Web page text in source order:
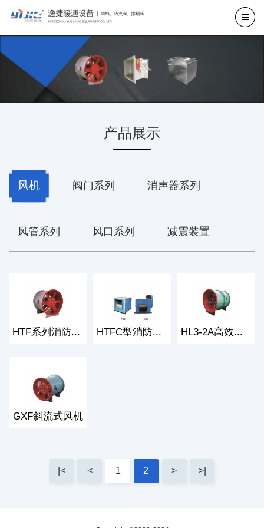
产品展示
风机 阀门系列 消声器系列
风管系列 风口系列 减震装置
HTF系列消防高温排烟风机 HTFC型消防通风两用低噪声风机箱 HL3-2A高效混流风机
GXF斜流式风机
|< < 1 2 > >|